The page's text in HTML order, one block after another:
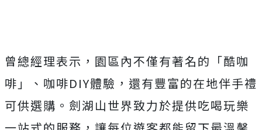
曾總經理表示，園區內不僅有著名的「酷咖
啡」、咖啡DIY體驗，還有豐富的在地伴手禮
可供選購。劍湖山世界致力於提供吃喝玩樂